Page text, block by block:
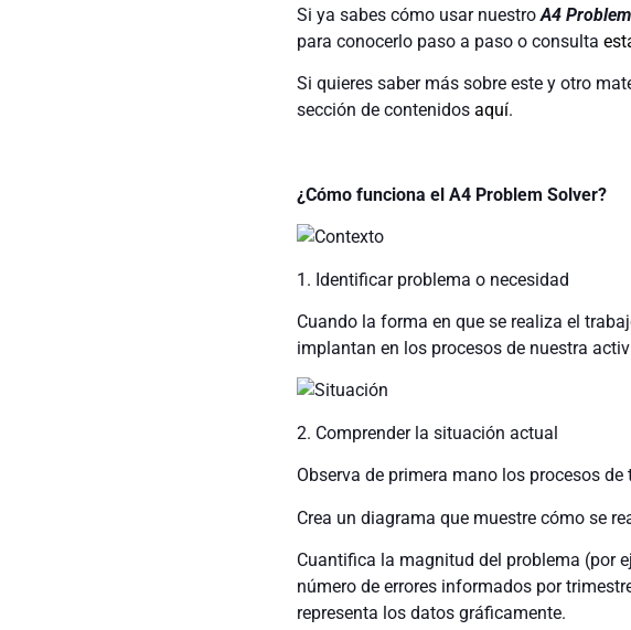
Si ya sabes cómo usar nuestro A4
para conocerlo paso a paso o consulta
Si quieres saber más sobre este y otro
sección de contenidos aquí.
¿Cómo funciona el A4 Problem Solver?
1. Identificar problema o necesidad
Cuando la forma en que se realiza el
implantan en los procesos de nuestra
2. Comprender la situación actual
Observa de primera mano los procesos
Crea un diagrama que muestre cómo se
Cuantifica la magnitud del problema (por
número de errores informados por
representa los datos gráficamente.